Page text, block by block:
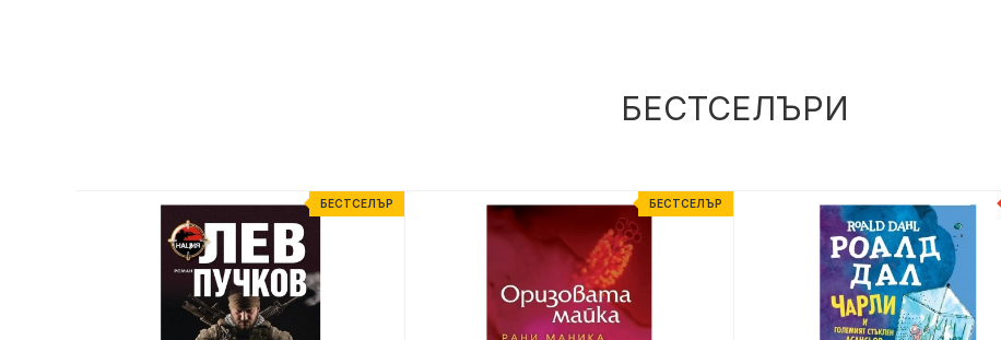
БЕСТСЕЛЪРИ
БЕСТСЕЛЪР БЕСТСЕЛЪР